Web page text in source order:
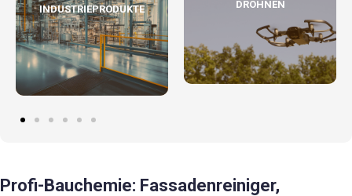
INDUSTRIEPRODUKTE
DROHNEN
Profi-Bauchemie: Fassadenreiniger,